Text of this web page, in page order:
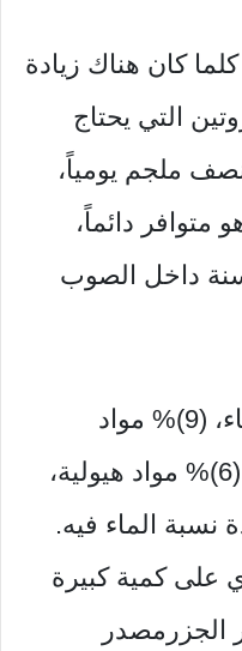
كلما كان هناك زيادة
التي يحتاج
ملجم يومياً،
متوافر دائماً،
داخل الصوب
يتكون الجزر من (88)% ماء، (9)% مواد
سكرية، (3)% مواد ليفية، (6)% مواد هيولية،
الماء فيه.
على كمية كبيرة
الجزرمصدر